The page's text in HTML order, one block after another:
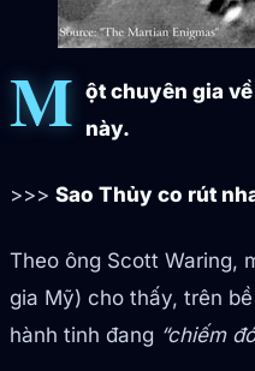
M ột chuyên gia
này.
>>> Sao Thủy co rút
Theo ông Scott Waring,
gia Mỹ) cho thấy, trên
hành tinh đang “chiếm